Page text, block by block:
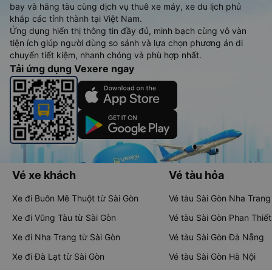
bay và hãng tàu cùng dịch vụ thuê xe máy, xe du lịch phủ
khắp các tỉnh thành tại Việt Nam.
Ứng dụng hiển thị thông tin đầy đủ, minh bạch cùng vô vàn
tiện ích giúp người dùng so sánh và lựa chọn phương án di
chuyển tiết kiệm, nhanh chóng và phù hợp nhất.
Tải ứng dụng Vexere ngay
Vé xe khách
Xe đi Buôn Mê Thuột từ Sài Gòn
Xe đi Vũng Tàu từ Sài Gòn
Xe đi Nha Trang từ Sài Gòn
Xe đi Đà Lạt từ Sài Gòn
Vé tàu hỏa
Vé tàu Sài Gòn Nha Trang
Vé tàu Sài Gòn Phan Thiết
Vé tàu Sài Gòn Đà Nẵng
Vé tàu Sài Gòn Hà Nội